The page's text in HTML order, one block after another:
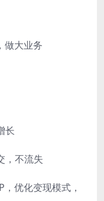
做大业务
长
，不流失
优化变现模式，